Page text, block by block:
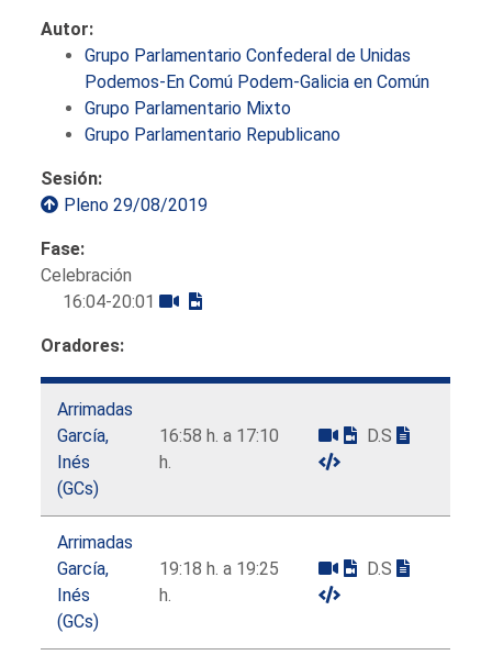
Autor:
Grupo Parlamentario Confederal de Unidas
Podemos-En Comú Podem-Galicia en Común
Grupo Parlamentario Mixto
Grupo Parlamentario Republicano
Sesión:
Pleno 29/08/2019
Fase:
Celebración
16:04-20:01
Oradores:
Arrimadas
García,
Inés
(GCs)
16:58 h. a 17:10
h.
D.S
Arrimadas
García,
Inés
(GCs)
19:18 h. a 19:25
h.
D.S